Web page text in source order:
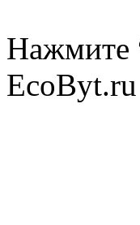
Нажмите
EcoByt.ru